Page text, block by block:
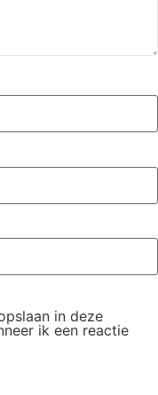
in deze
ik een reactie